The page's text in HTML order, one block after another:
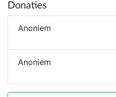
Donaties
Anoniem
Anoniem